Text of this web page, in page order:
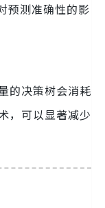
预测准确性的影
的决策树会消耗
，可以显著减少